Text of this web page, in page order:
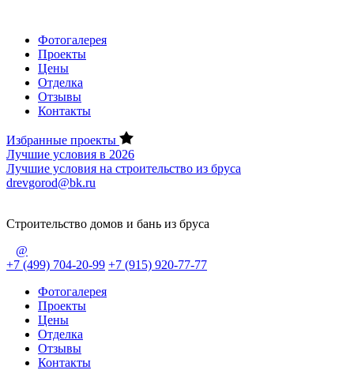
Фотогалерея
Проекты
Цены
Отделка
Отзывы
Контакты
Избранные проекты
Лучшие условия в 2026
Лучшие условия на строительство из бруса
drevgorod@bk.ru
Строительство домов и бань из бруса
@
+7 (499) 704-20-99 +7 (915) 920-77-77
Фотогалерея
Проекты
Цены
Отделка
Отзывы
Контакты